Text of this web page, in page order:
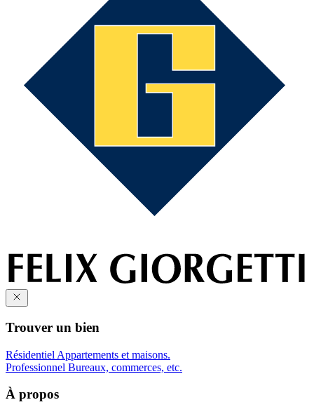
Trouver un bien
Résidentiel Appartements et maisons.
Professionnel Bureaux, commerces, etc.
À propos